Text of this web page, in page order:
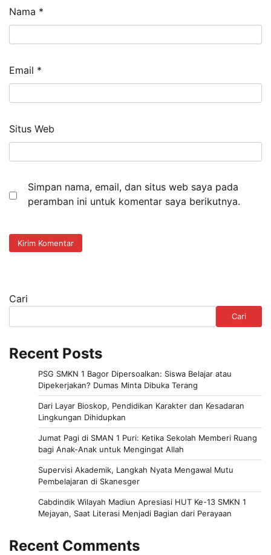
Nama *
Email *
Situs Web
Simpan nama, email, dan situs web saya pada
peramban ini untuk komentar saya berikutnya.
Cari
Cari
Recent Posts
PSG SMKN 1 Bagor Dipersoalkan: Siswa Belajar atau
Dipekerjakan? Dumas Minta Dibuka Terang
Dari Layar Bioskop, Pendidikan Karakter dan Kesadaran
Lingkungan Dihidupkan
Jumat Pagi di SMAN 1 Puri: Ketika Sekolah Memberi Ruang
bagi Anak-Anak untuk Mengingat Allah
Supervisi Akademik, Langkah Nyata Mengawal Mutu
Pembelajaran di Skanesger
Cabdindik Wilayah Madiun Apresiasi HUT Ke-13 SMKN 1
Mejayan, Saat Literasi Menjadi Bagian dari Perayaan
Recent Comments